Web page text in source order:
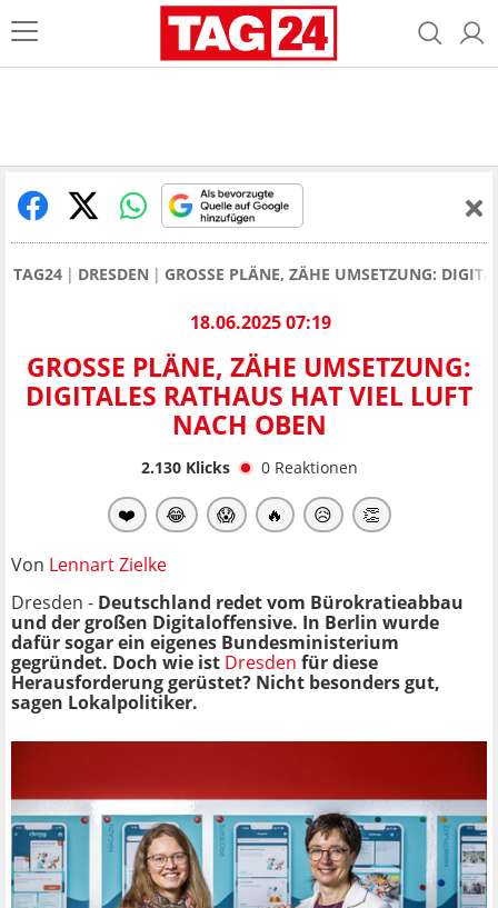
TAG24 DRESDEN GROSSE PLÄNE, ZÄHE UMSETZUNG:
18.06.2025 07:19
GROSSE PLÄNE, ZÄHE UMSETZUNG: D
IGITALES RATHAUS HAT VIEL LUFT N
ACH OBEN
2.130Klicks 0 Reaktionen
❤️ 😂 😱 🔥 😥 👏
Von Lennart Zielke
Dresden - Deutschland redet vom Bürokratieabbau
und der großen Digitaloffensive. In Berlin wurde
dafür sogar ein eigenes Bundesministerium
gegründet. Doch wie ist Dresden für diese
Herausforderung gerüstet? Nicht besonders gut,
sagen Lokalpolitiker.